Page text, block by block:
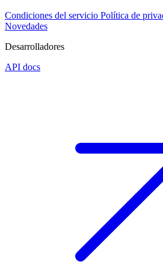
Condiciones del servicio Política de
Novedades
Desarrolladores
API docs